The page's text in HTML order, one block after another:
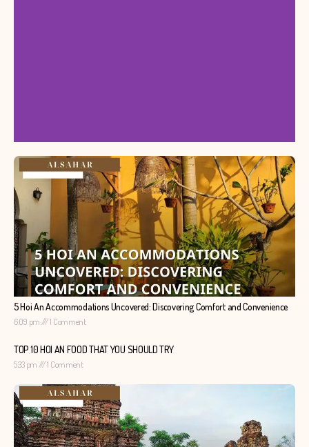
5 Hoi An Accommodations Uncovered: Discovering Comfort and Convenience
6:09 pm 1 Comment
TOP 10 HOI AN FOOD THAT YOU SHOULD TRY
5:33 pm 1 Comment